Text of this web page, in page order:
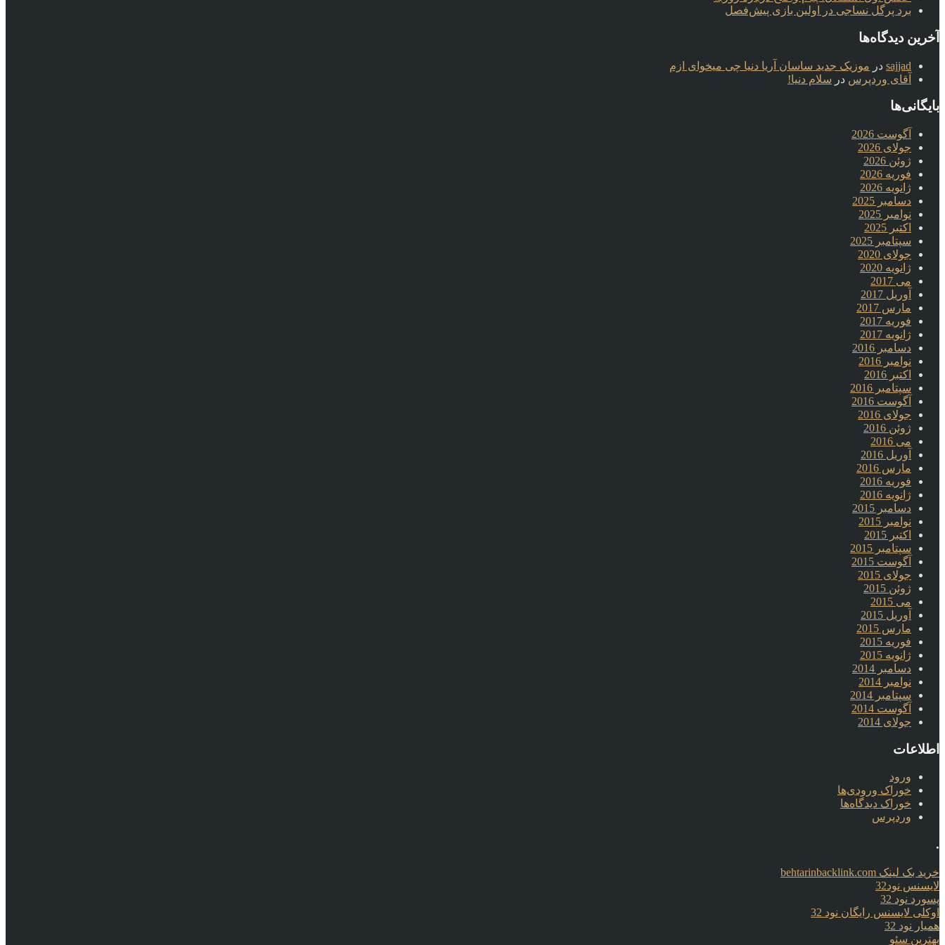
برد پرگل نساجی در اولین بازی پیش‌فصل
آخرین دیدگاه‌ها
sajjad در موزیک جدید ساسان آریا دنیا چی میخوای ازم
آقای وردپرس در سلام دنیا!
بایگانی‌ها
آگوست 2026
جولای 2026
ژوئن 2026
فوریه 2026
ژانویه 2026
دسامبر 2025
نوامبر 2025
اکتبر 2025
سپتامبر 2025
جولای 2020
ژانویه 2020
می 2017
آوریل 2017
مارس 2017
فوریه 2017
ژانویه 2017
دسامبر 2016
نوامبر 2016
اکتبر 2016
سپتامبر 2016
آگوست 2016
جولای 2016
ژوئن 2016
می 2016
آوریل 2016
مارس 2016
فوریه 2016
ژانویه 2016
دسامبر 2015
نوامبر 2015
اکتبر 2015
سپتامبر 2015
آگوست 2015
جولای 2015
ژوئن 2015
می 2015
آوریل 2015
مارس 2015
فوریه 2015
ژانویه 2015
دسامبر 2014
نوامبر 2014
سپتامبر 2014
آگوست 2014
جولای 2014
اطلاعات
ورود
خوراک ورودی‌ها
خوراک دیدگاه‌ها
وردپرس
.
خرید بک لینک behtarinbacklink.com
لایسنس نود32
پسورد نود 32
اوکلی لایسنس رایگان نود 32
همیار نود 32
بهترین سئو